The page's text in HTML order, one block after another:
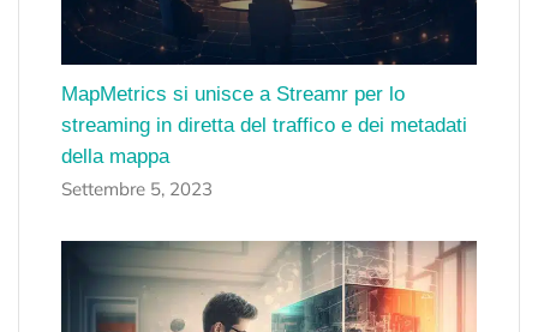
MapMetrics si unisce a Streamr per lo
streaming in diretta del traffico e dei metadati
della mappa
Settembre 5, 2023